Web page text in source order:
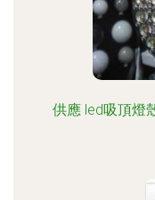
供應 led吸頂燈